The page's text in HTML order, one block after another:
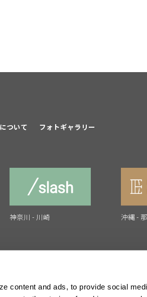
content and ads, to provide social
ついて
フォトギャラリー
神奈川 - 川崎 沖縄 -
情報 運営会社 プライバシーポリシー